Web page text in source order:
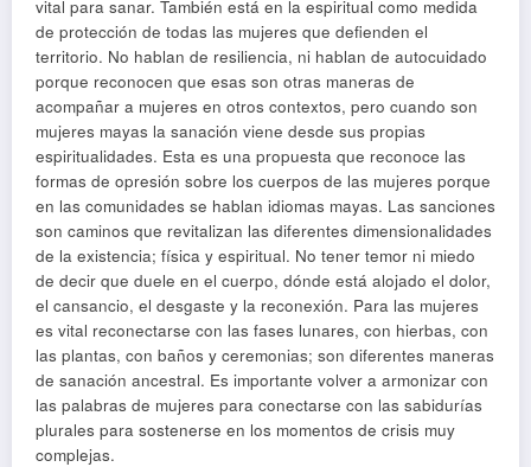
vital para sanar. También está en la espiritual como medida
de protección de todas las mujeres que defienden el
territorio. No hablan de resiliencia, ni hablan de autocuidado
porque reconocen que esas son otras maneras de
acompañar a mujeres en otros contextos, pero cuando son
mujeres mayas la sanación viene desde sus propias
espiritualidades. Esta es una propuesta que reconoce las
formas de opresión sobre los cuerpos de las mujeres porque
en las comunidades se hablan idiomas mayas. Las sanciones
son caminos que revitalizan las diferentes dimensionalidades
de la existencia; física y espiritual. No tener temor ni miedo
de decir que duele en el cuerpo, dónde está alojado el dolor,
el cansancio, el desgaste y la reconexión. Para las mujeres
es vital reconectarse con las fases lunares, con hierbas, con
las plantas, con baños y ceremonias; son diferentes maneras
de sanación ancestral. Es importante volver a armonizar con
las palabras de mujeres para conectarse con las sabidurías
plurales para sostenerse en los momentos de crisis muy
complejas.